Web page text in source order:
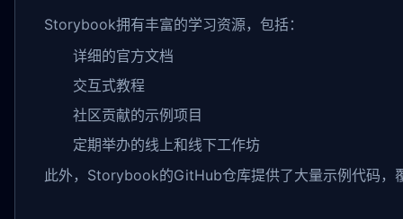
Storybook拥有丰富的学习资源，包括：
详细的官方文档
交互式教程
社区贡献的示例项目
定期举办的线上和线下工作坊
此外，Storybook的GitHub仓库提供了大量示例代码，